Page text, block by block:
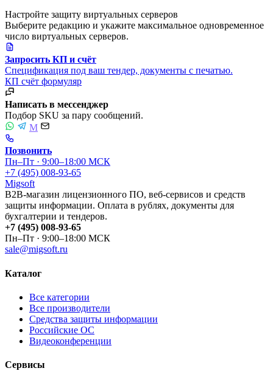
Настройте защиту виртуальных серверов
Выберите редакцию и укажите максимальное одновременное
число виртуальных серверов.
Запросить КП и счёт
Спецификация под ваш тендер, документы с печатью.
КП счёт формуляр
Написать в мессенджер
Подбор SKU за пару сообщений.
M
Позвонить
Пн–Пт · 9:00–18:00 МСК
+7 (495) 008-93-65
Migsoft
B2B-магазин лицензионного ПО, веб-сервисов и средств
защиты информации. Оплата в рублях, документы для
бухгалтерии и тендеров.
+7 (495) 008-93-65
Пн–Пт · 9:00–18:00 МСК
sale@migsoft.ru
Каталог
Все категории
Все производители
Средства защиты информации
Российские ОС
Видеоконференции
Сервисы